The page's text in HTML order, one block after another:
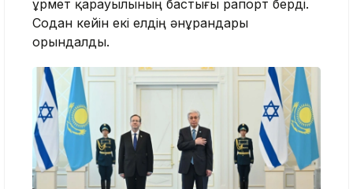
Құрмет қарауылының бастығы рапорт берді.
Содан кейін екі елдің әнұрандары
орындалды.